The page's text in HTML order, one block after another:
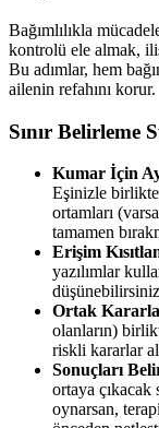
Bağımlılıkla
kontrolü ele almak,
Bu adımlar, hem
ailenin refahını korur.
Sınır Belirleme
Kumar İçin
Eşinizle
ortamları
tamamen
Erişim
yazılımlar
Ortak
olanların)
riskli kararlar
Sonuçları
ortaya
oynarsan,